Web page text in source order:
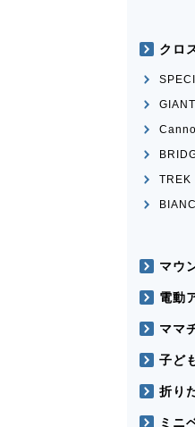
クロ
TREK
マウ
電動
ママ
子ど
折り
ミニ